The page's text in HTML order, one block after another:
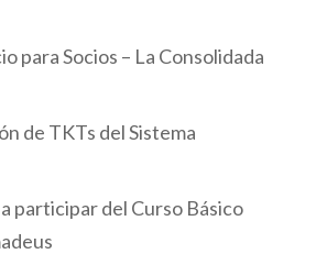
para Socios – La Consolidada
de TKTs del Sistema
participar del Curso Básico